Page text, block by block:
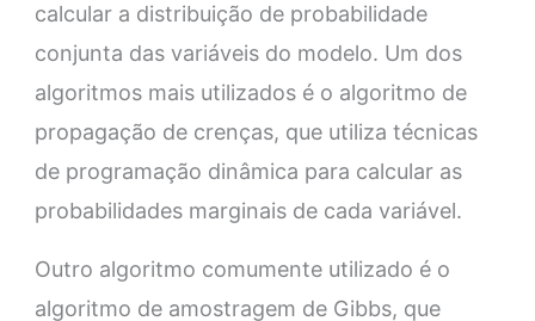
calcular a distribuição de probabilidade
conjunta das variáveis do modelo. Um dos
algoritmos mais utilizados é o algoritmo de
propagação de crenças, que utiliza técnicas
de programação dinâmica para calcular as
probabilidades marginais de cada variável.
Outro algoritmo comumente utilizado é o
algoritmo de amostragem de Gibbs, que